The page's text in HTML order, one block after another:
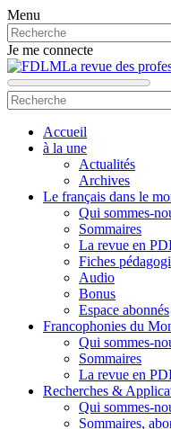
Menu
Je me connecte
La revue des
Accueil
à la une
Actualités
Archives
Le français dans le
Qui sommes-
Sommaires
La revue en
Fiches
Audio
Bonus
Espace abonnés
Francophonies du
Qui sommes-
Sommaires
La revue en
Recherches &
Qui sommes-
Sommaires,